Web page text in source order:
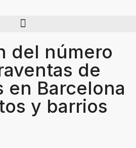
del número
de
en Barcelona
y barrios